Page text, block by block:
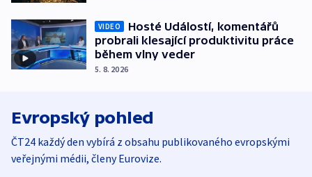
VIDEO
Hosté Událostí, komentářů
probrali klesající produktivitu práce
během vlny veder
5. 8. 2026
Evropský pohled
ČT24 každý den vybírá z obsahu publikovaného evropskými
veřejnými médii, členy Eurovize.